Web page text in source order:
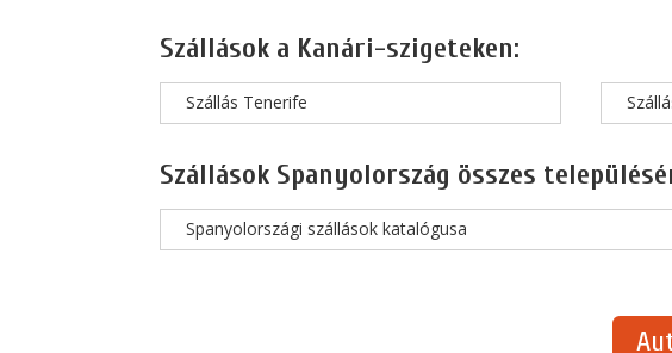
Szállások a Kanári-szigeteken:
Szállás Tenerife
Szállások Spanyolország összes
Spanyolországi szállások katalógusa